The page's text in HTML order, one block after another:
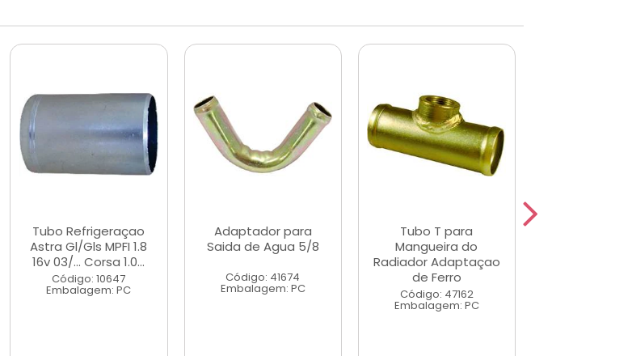
Tubo Refrigeraçao
Astra Gl/Gls MPFI 1.8
16v 03/... Corsa 1.0...
Código: 10647
Embalagem: PC
Adaptador para
Saida de Agua 5/8
Código: 41674
Embalagem: PC
Tubo T para
Mangueira do
Radiador Adaptaçao
de Ferro
Código: 47162
Embalagem: PC